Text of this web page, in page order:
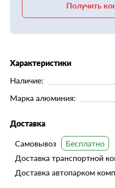
Получить
Характеристики
Наличие:
Марка алюминия:
Доставка
Самовывоз
Доставка транспортной
Доставка автопарком